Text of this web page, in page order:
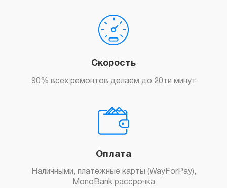
Скорость
90% всех ремонтов делаем до 20ти минут
Оплата
Наличными, платежные карты (WayForPay),
MonoBank рассрочка